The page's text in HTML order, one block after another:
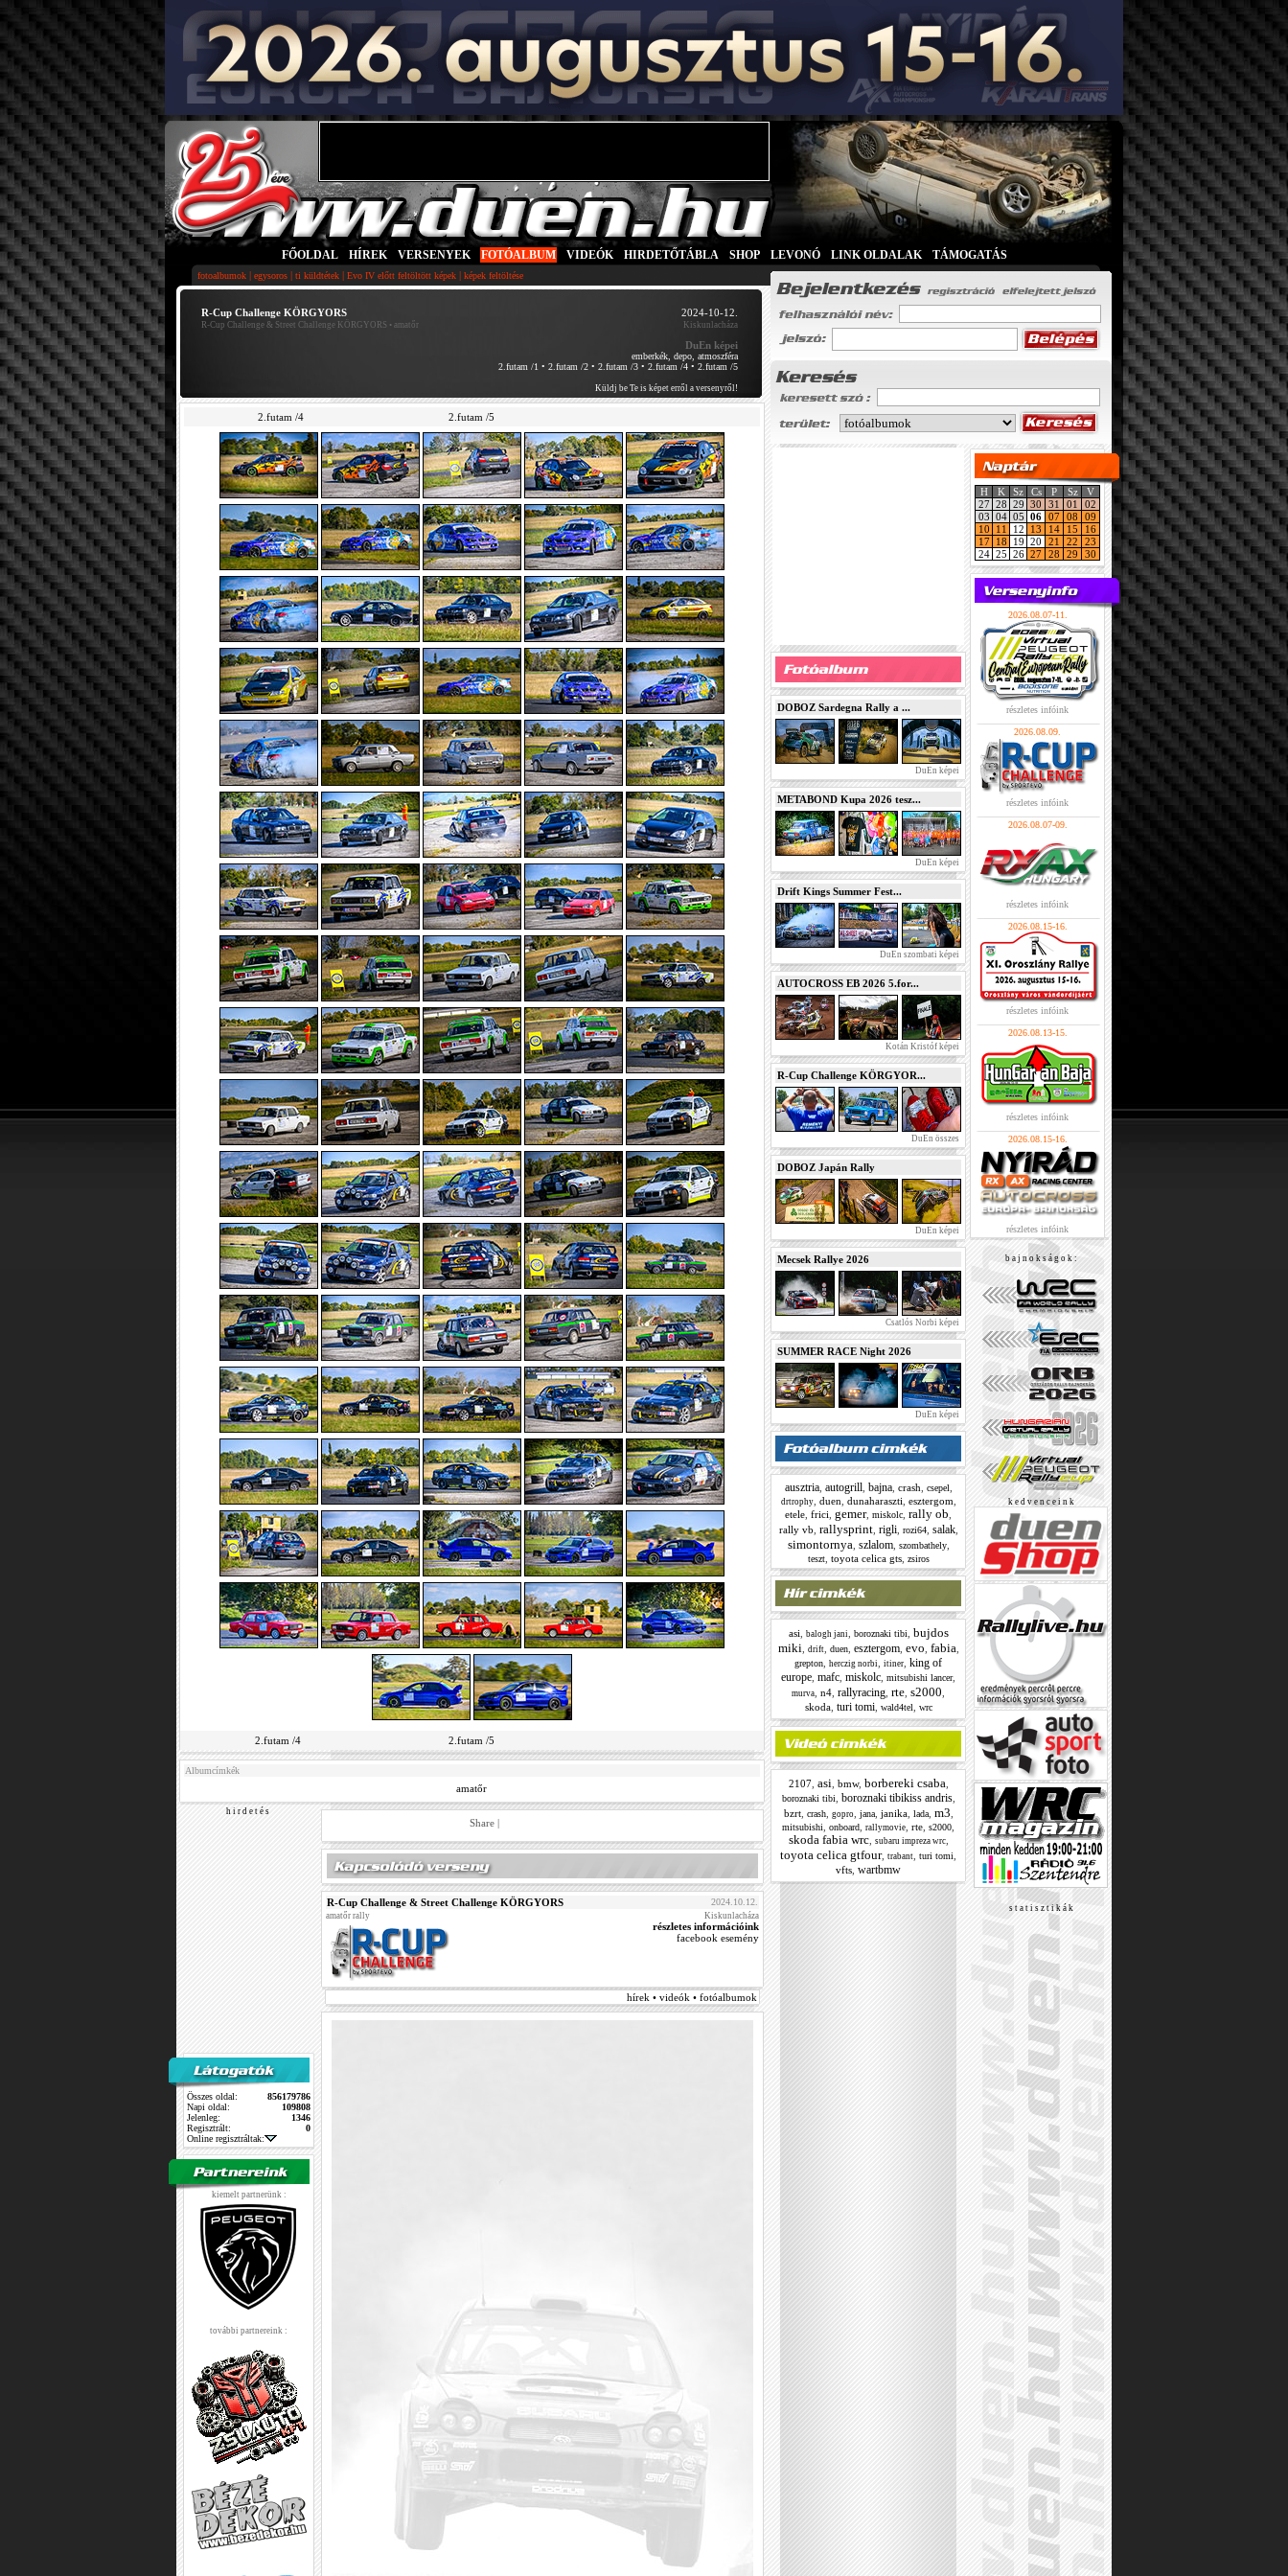
FŐOLDAL HÍREK VERSENYEK FOTÓALBUM VIDEÓK HIRDETŐTÁBLA SHOP LEVONÓ LINK OLDALAK TÁMOGATÁS
fotoalbumok | egysoros | ti küldtétek | Evo IV előtt feltöltött képek | képek feltöltése
R-Cup Challenge KÖRGYORS
R-Cup Challenge & Street Challenge KÖRGYORS • amatőr
2024-10-12.
Kiskunlacháza
DuEn képei
emberkék, depo, atmoszféra
2.futam /1 • 2.futam /2• 2.futam /3• 2.futam /4• 2.futam /5
Küldj be Te is képet erről a versenyről!
2.futam /4 2.futam /5
2.futam /4 2.futam /5
Albumcímkék
amatőr
h i r d e t é s
Összes oldal:
856179786
Napi oldal:
109808
Jelenleg:
1346
Regisztrált:
0
Online regisztráltak:
kiemelt partnerünk :
további partnereink :
Share |
R-Cup Challenge & Street Challenge KÖRGYORS 2024.10.12.
amatőr rally Kiskunlacháza
részletes információink
facebook esemény
hírek • videók • fotóalbumok
DOBOZ Sardegna Rally a ...
DuEn képei
METABOND Kupa 2026 tesz...
DuEn képei
Drift Kings Summer Fest...
DuEn szombati képei
AUTOCROSS EB 2026 5.for...
Kotán Kristóf képei
R-Cup Challenge KÖRGYOR...
DuEn összes
DOBOZ Japán Rally
DuEn képei
Mecsek Rallye 2026
Csatlós Norbi képei
SUMMER RACE Night 2026
DuEn képei
ausztria, autogrill bajna, crash csepel
drtrophy, duen dunaharaszti esztergom
etele frici gemer, miskolc rally ob
rally vb rallysprint, rigli, rozi64, salak,
simontornya szlalom, szombathely,
teszt, toyota celica gts, zsiros
asi balogh jani boroznaki tibi
bujdos
miki
drift, duen, esztergom, evo fabia
grepton herczig norbi itiner king of
europe mafc miskolc mitsubishi lancer,
murva n4 rallyracing rte s2000
skoda, turi tomi, wald4tel wrc
2107, asi bmw, borbereki csaba
boroznaki tibi boroznaki tibikiss andris,
bzrt, crash, gopro, jana, janika, lada, m3
mitsubishi onboard rallymovie rte s2000
skoda fabia wrc, subaru impreza wrc,
toyota celica gtfour, trabant turi tomi
vfts wartbmw
H K Sz Cs P Sz
V
27 28 29 30 31 01
02
03 04 05 06 07 08
09
10
11 12 13 14 15
16
17
18 19 20 21 22
23
24 25 26 27 28 29 30
2026.08.07-11.
részletes infóink
2026.08.09.
részletes infóink
2026.08.07-09.
részletes infóink
2026.08.15-16.
részletes infóink
2026.08.13-15.
részletes infóink
2026.08.15-16.
részletes infóink
b a j n o k s á g o k :
k e d v e n c e i n k
s t a t i s z t i k á k